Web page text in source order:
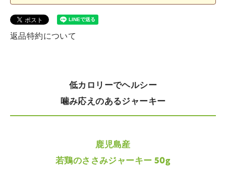
返品特約について
低カロリーでヘルシー
噛み応えのあるジャーキー
鹿児島産
若鶏のささみジャーキー 50g